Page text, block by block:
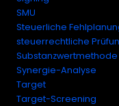
SMU
Steuerliche
steuerrechtliche
Substanzwertmethode
Synergie-Analyse
Target
Target-Screening